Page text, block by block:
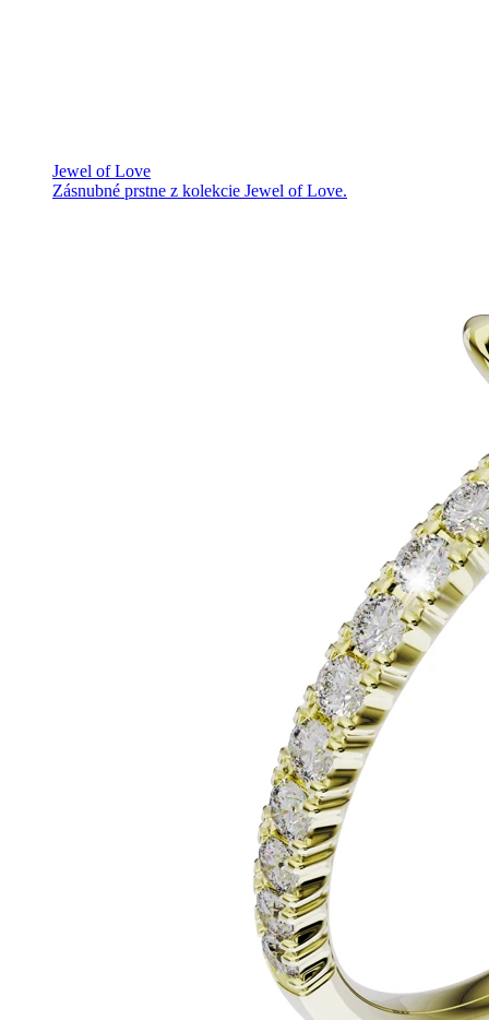
Jewel of Love
Zásnubné prstne z kolekcie Jewel of Love.